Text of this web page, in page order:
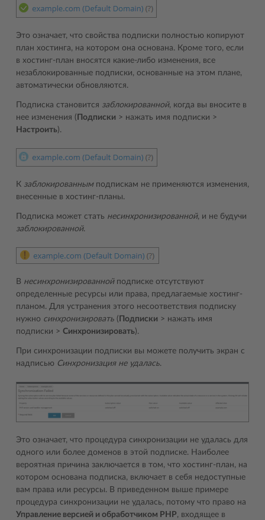
Это означает, что свойства подписки полностью копируют
план хостинга, на котором она основана. Кроме того, если
в хостинг-план вносятся какие-либо изменения, все
незаблокированные подписки, основанные на этом плане,
автоматически обновляются.
Подписка становится заблокированной, когда вы вносите в
нее изменения ( Подписки > нажать имя подписки >
Настроить).
К заблокированнымподпискам не применяются изменения,
внесенные в хостинг-планы.
Подписка может стать несинхронизированной, и не будучи
заблокированной.
В несинхронизированнойподписке отсутствуют
определенные ресурсы или права, предлагаемые хостинг-
планом. Для устранения этого несоответствия подписку
нужно синхронизировать ( Подписки > нажать имя
подписки > Синхронизировать).
При синхронизации подписки вы можете получить экран с
надписью Синхронизация не удалась.
Это означает, что процедура синхронизации не удалась для
одного или более доменов в этой подписке. Наиболее
вероятная причина заключается в том, что хостинг-план, на
котором основана подписка, включает в себя недоступные
вам права или ресурсы. В приведенном выше примере
процедура синхронизации не удалась, потому что право на
Управление версией и обработчиком PHP, входящее в